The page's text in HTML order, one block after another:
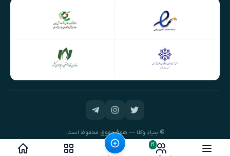
۱۹
© بنیادِ وکلا — همهٔ حقوق محفوظ است.
طراحی و توسعه:نیک‌داده‌پرداز